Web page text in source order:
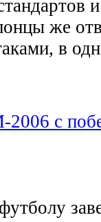
же
в
2006 с